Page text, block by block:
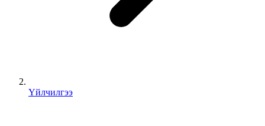
Үйлчилгээ